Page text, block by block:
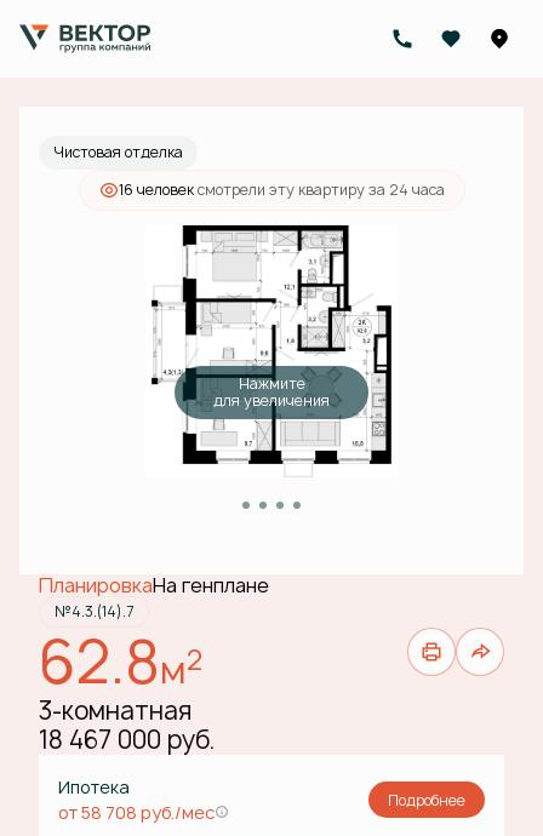
3-комнатная 18 467 000 руб.
Ипотекаот 58 708 руб./мес.
Чистовая отделка
16 человексмотрели эту квартиру за 24 часа
Нажмите
для увеличения
ПланировкаНа генплане
№4.3.(14).7
62.8м2
3-комнатная
18 467 000 руб.
Ипотека
от 58 708 руб./мес
Подробнее